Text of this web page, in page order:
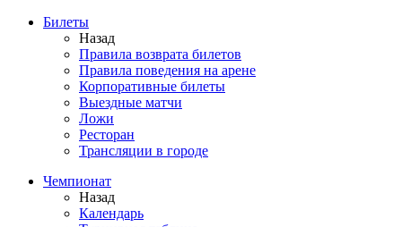
Билеты
Назад
Правила возврата билетов
Правила поведения на арене
Корпоративные билеты
Выездные матчи
Ложи
Ресторан
Трансляции в городе
Чемпионат
Назад
Календарь